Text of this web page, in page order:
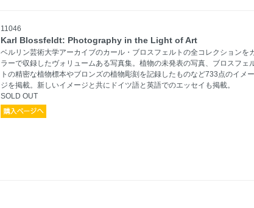
11046
Karl Blossfeldt: Photography in the Light of Art
ベルリン芸術大学アーカイブのカール・ブロスフェルトの全コレクションを
ラーで収録したヴォリュームある写真集。植物の未発表の写真、ブロスフェ
トの精密な植物標本やブロンズの植物彫刻を記録したものなど733点のイメー
ジを掲載。新しいイメージと共にドイツ語と英語でのエッセイも掲載。
SOLD OUT